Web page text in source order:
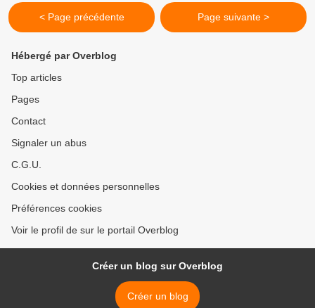
< Page précédente Page suivante >
Hébergé par Overblog
Top articles
Pages
Contact
Signaler un abus
C.G.U.
Cookies et données personnelles
Préférences cookies
Voir le profil de sur le portail Overblog
Créer un blog sur Overblog
Créer un blog